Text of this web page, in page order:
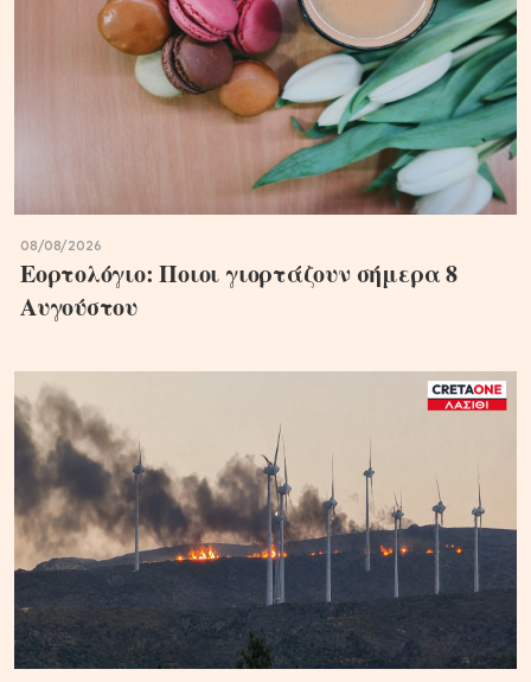
08/08/2026
Εορτολόγιο: Ποιοι γιορτάζουν σήμερα 8
Αυγούστου